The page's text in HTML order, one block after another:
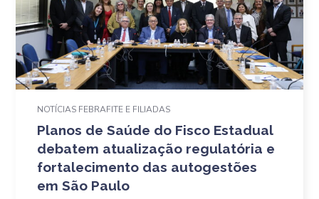
NOTÍCIAS FEBRAFITE E FILIADAS
Planos de Saúde do Fisco Estadual
debatem atualização regulatória e
fortalecimento das autogestões
em São Paulo